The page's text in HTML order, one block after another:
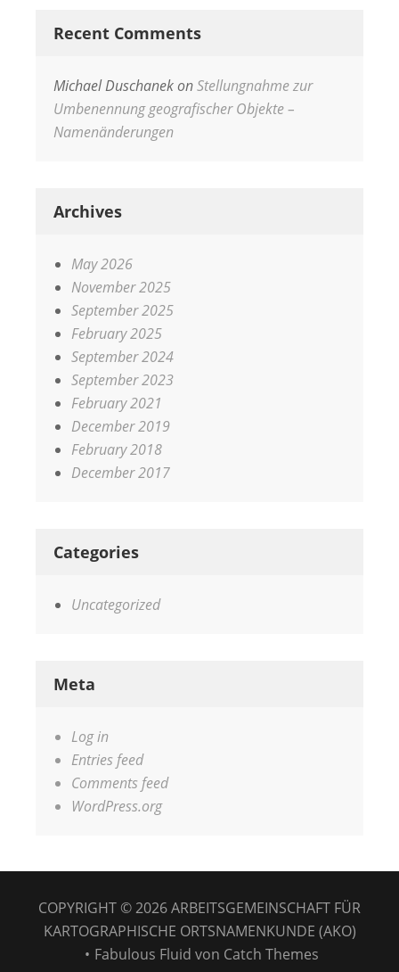
Recent Comments
Michael DuschanekonStellungnahme zur
Umbenennung geografischer Objekte –
Namenänderungen
Archives
May 2026
November 2025
September 2025
February 2025
September 2024
September 2023
February 2021
December 2019
February 2018
December 2017
Categories
Uncategorized
Meta
Log in
Entries feed
Comments feed
WordPress.org
COPYRIGHT © 2026ARBEITSGEMEINSCHAFT FÜR
KARTOGRAPHISCHE ORTSNAMENKUNDE (AKO)
• Fabulous Fluid von Catch Themes